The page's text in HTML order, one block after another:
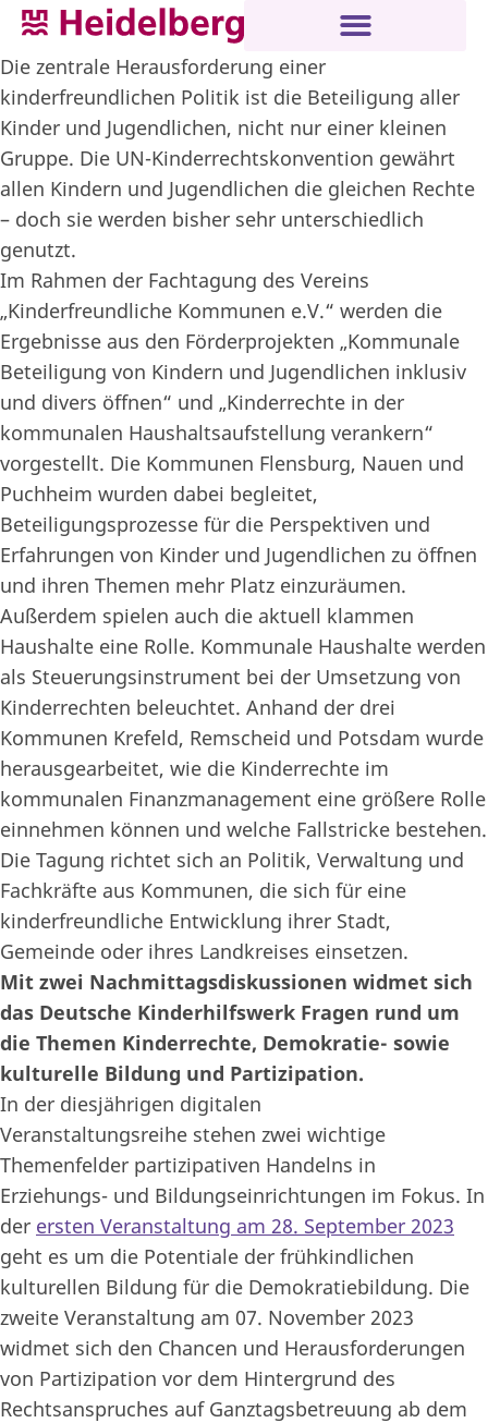
Die zentrale Herausforderung einer
kinderfreundlichen Politik ist die Beteiligung aller
Kinder und Jugendlichen, nicht nur einer kleinen
Gruppe. Die UN-Kinderrechtskonvention gewährt
allen Kindern und Jugendlichen die gleichen Rechte
– doch sie werden bisher sehr unterschiedlich
genutzt.
Im Rahmen der Fachtagung des Vereins
„Kinderfreundliche Kommunen e.V.“ werden die
Ergebnisse aus den Förderprojekten „Kommunale
Beteiligung von Kindern und Jugendlichen inklusiv
und divers öffnen“ und „Kinderrechte in der
kommunalen Haushaltsaufstellung verankern“
vorgestellt. Die Kommunen Flensburg, Nauen und
Puchheim wurden dabei begleitet,
Beteiligungsprozesse für die Perspektiven und
Erfahrungen von Kinder und Jugendlichen zu öffnen
und ihren Themen mehr Platz einzuräumen.
Außerdem spielen auch die aktuell klammen
Haushalte eine Rolle. Kommunale Haushalte werden
als Steuerungsinstrument bei der Umsetzung von
Kinderrechten beleuchtet. Anhand der drei
Kommunen Krefeld, Remscheid und Potsdam wurde
herausgearbeitet, wie die Kinderrechte im
kommunalen Finanzmanagement eine größere Rolle
einnehmen können und welche Fallstricke bestehen.
Die Tagung richtet sich an Politik, Verwaltung und
Fachkräfte aus Kommunen, die sich für eine
kinderfreundliche Entwicklung ihrer Stadt,
Gemeinde oder ihres Landkreises einsetzen.
Mit zwei Nachmittagsdiskussionen widmet sich
das Deutsche Kinderhilfswerk Fragen rund um
die Themen Kinderrechte, Demokratie- sowie
kulturelle Bildung und Partizipation.
In der diesjährigen digitalen
Veranstaltungsreihe stehen zwei wichtige
Themenfelder partizipativen Handelns in
Erziehungs- und Bildungseinrichtungen im Fokus. In
der ersten Veranstaltung am 28. September 2023
geht es um die Potentiale der frühkindlichen
kulturellen Bildung für die Demokratiebildung. Die
zweite Veranstaltung am 07. November 2023
widmet sich den Chancen und Herausforderungen
von Partizipation vor dem Hintergrund des
Rechtsanspruches auf Ganztagsbetreuung ab dem